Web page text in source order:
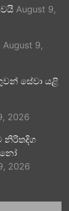
August 9,
August 9,
සේවා යළි
2026
නිරිතදිග
2026